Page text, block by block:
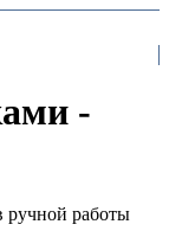
-
ручной работы